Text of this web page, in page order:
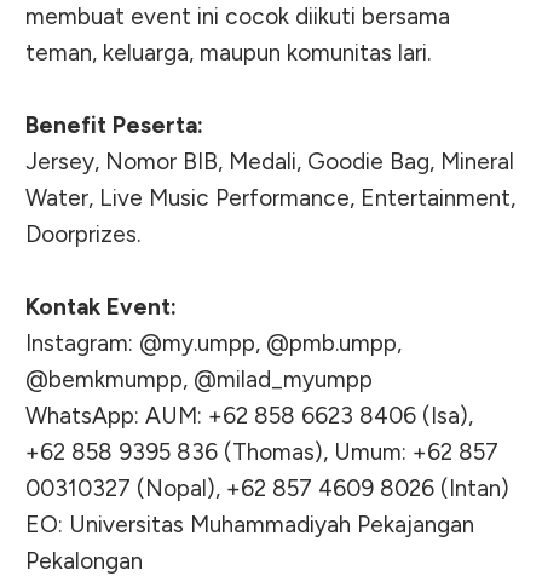
membuat event ini cocok diikuti bersama
teman, keluarga, maupun komunitas lari.
Benefit Peserta:
Jersey, Nomor BIB, Medali, Goodie Bag, Mineral
Water, Live Music Performance, Entertainment,
Doorprizes.
Kontak Event:
Instagram: @my.umpp, @pmb.umpp,
@bemkmumpp, @milad_myumpp
WhatsApp: AUM: +62 858 6623 8406 (Isa),
+62 858 9395 836 (Thomas), Umum: +62 857
00310327 (Nopal), +62 857 4609 8026 (Intan)
EO: Universitas Muhammadiyah Pekajangan
Pekalongan